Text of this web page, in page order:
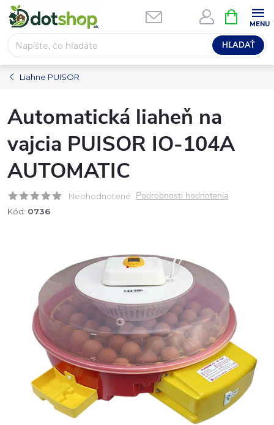
Prejsť
na
obsah
HĽADAŤ
KOŠÍK
Liahne PUISOR
Automatická liaheň na
vajcia PUISOR IO-104A
AUTOMATIC
Neohodnotené Podrobnosti hodnotenia
Kód: 0736